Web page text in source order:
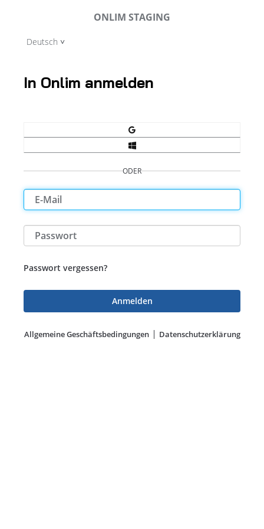
ONLIM STAGING
Deutsch
In Onlim anmelden
ODER
Passwort vergessen?
Allgemeine Geschäftsbedingungen Datenschutzerklärung